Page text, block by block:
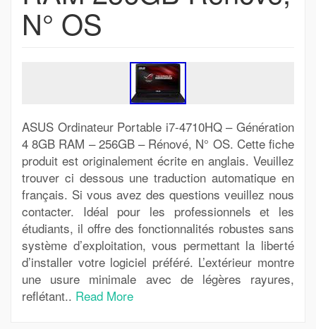
N° OS
ASUS Ordinateur Portable i7-4710HQ – Génération
4 8GB RAM – 256GB – Rénové, N° OS. Cette fiche
produit est originalement écrite en anglais. Veuillez
trouver ci dessous une traduction automatique en
français. Si vous avez des questions veuillez nous
contacter. Idéal pour les professionnels et les
étudiants, il offre des fonctionnalités robustes sans
système d’exploitation, vous permettant la liberté
d’installer votre logiciel préféré. L’extérieur montre
une usure minimale avec de légères rayures,
reflétant.. Read More